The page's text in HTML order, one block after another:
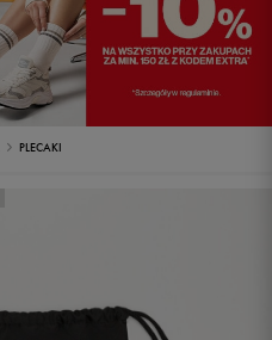
PLECAKI